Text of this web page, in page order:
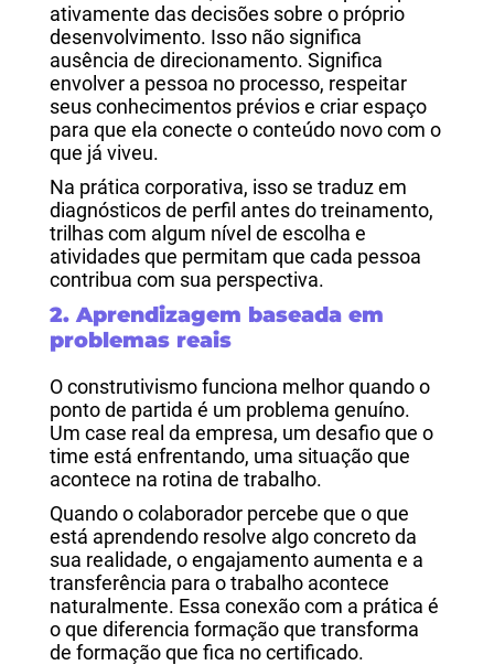
ativamente das decisões sobre o próprio
desenvolvimento. Isso não significa
ausência de direcionamento. Significa
envolver a pessoa no processo, respeitar
seus conhecimentos prévios e criar espaço
para que ela conecte o conteúdo novo com o
que já viveu.
Na prática corporativa, isso se traduz em
diagnósticos de perfil antes do treinamento,
trilhas com algum nível de escolha e
atividades que permitam que cada pessoa
contribua com sua perspectiva.
2. Aprendizagem baseada em
problemas reais
O construtivismo funciona melhor quando o
ponto de partida é um problema genuíno.
Um case real da empresa, um desafio que o
time está enfrentando, uma situação que
acontece na rotina de trabalho.
Quando o colaborador percebe que o que
está aprendendo resolve algo concreto da
sua realidade, o engajamento aumenta e a
transferência para o trabalho acontece
naturalmente. Essa conexão com a prática é
o que diferencia formação que transforma
de formação que fica no certificado.